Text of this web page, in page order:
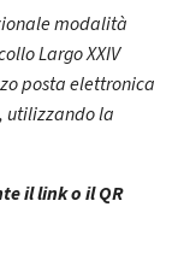
modalità
Largo XXIV
posta elettronica
utilizzando la
il link o il QR